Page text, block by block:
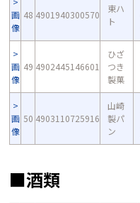
画
像
48 4901940300570
東ハ
ト
画
像
49 4902445146601
ひざ
つき
製菓
画
像
50 4903110725916
山崎
製パ
ン
■酒類